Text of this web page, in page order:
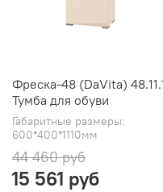
Фреска-48 (DaVita)
Тумба для обуви
Габаритные размеры:
600*400*1110мм
44 460 руб
15 561 руб